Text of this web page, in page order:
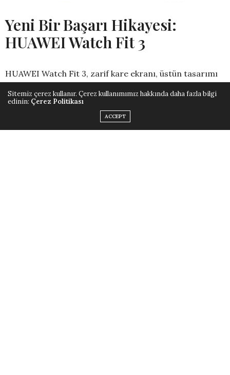
Yeni Bir Başarı Hikayesi:
HUAWEI Watch Fit 3
HUAWEI Watch Fit 3, zarif kare ekranı, üstün tasarımı
inceliğinde ve sadece 26 gram ağırlığında olan bu akıllı
saat, 1.82 inç AMOLED ekranı ve 1.500 nit parlaklık ile
göz kamaştırıyor. Ekranın 347 ppi çözünürlüğü
Sitemiz çerez kullanır. Çerez kullanımımız hakkında daha fazla bilgi
edinin: Çerez Politikası
ACCEPT